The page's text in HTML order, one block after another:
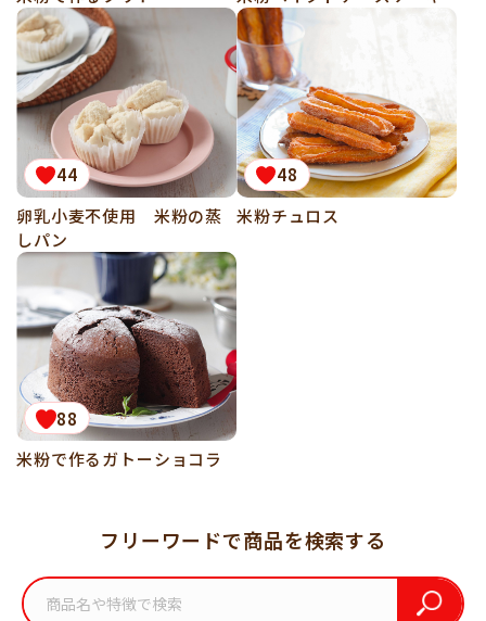
44
卵乳小麦不使用 米粉の蒸
しパン
48
米粉チュロス
88
米粉で作るガトーショコラ
フリーワードで商品を検索する